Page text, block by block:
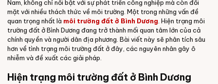
Nam, không chỉ nổi bật với sự phát triển công nghiệp mà còn đối
mặt với nhiều thách thức về môi trường. Một trong những vấn đề
quan trọng nhất là môi trường đất ở Bình Dương . Hiện trạng môi
trường đất ở Bình Dương đang trở thành mối quan tâm lớn của cả
chính quyền và người dân địa phương. Bài viết này sẽ phân tích sâu
hơn về tình trạng môi trường đất ở đây, các nguyên nhân gây ô
nhiễm và đề xuất các giải pháp.
Hiện trạng môi trường đất ở Bình Dương